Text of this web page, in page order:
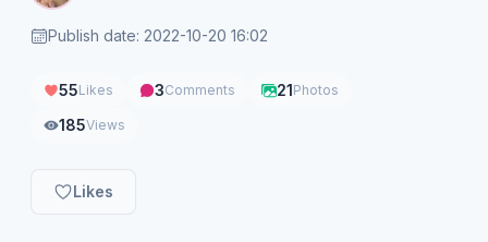
Publish date: 2022-10-20 16:02
55Likes 3Comments 21Photos
185Views
Likes